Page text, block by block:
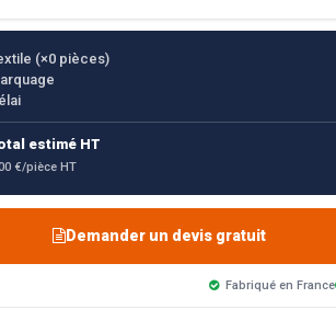
(×0pièces)
estimé HT
€/pièce HT
Demander un devis gratuit
Fabriqué en France